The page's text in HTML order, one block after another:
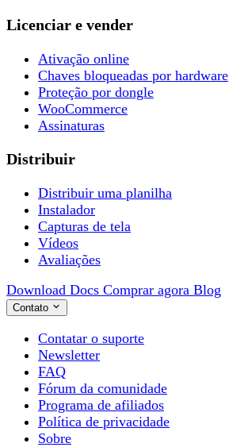
Licenciar e vender
Ativação online
Chaves bloqueadas por hardware
Proteção por dongle
WooCommerce
Assinaturas
Distribuir
Distribuir uma planilha
Instalador
Capturas de tela
Vídeos
Avaliações
Download Docs Comprar agora Blog
Contato
Contatar o suporte
Newsletter
FAQ
Fórum da comunidade
Programa de afiliados
Política de privacidade
Sobre